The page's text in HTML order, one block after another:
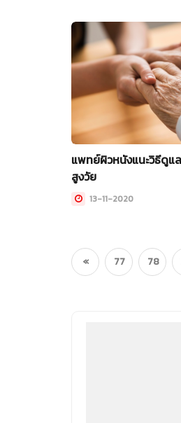
แพทย์ผิวหนังแนะวิธีดูแ
สูงวัย
13-11-2020
« 77 78